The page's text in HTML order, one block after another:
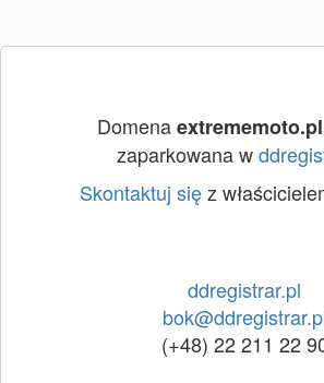
Domenaextrememoto.pl
zaparkowana w
Skontaktuj sięz
ddregistrar.pl
(+48) 22 211 22